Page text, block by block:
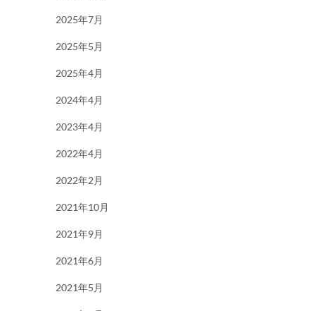
2025年7月
2025年5月
2025年4月
2024年4月
2023年4月
2022年4月
2022年2月
2021年10月
2021年9月
2021年6月
2021年5月